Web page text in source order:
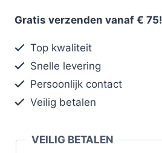
Gratis verzenden vanaf € 75!
Top kwaliteit
Snelle levering
Persoonlijk contact
Veilig betalen
VEILIG BETALEN